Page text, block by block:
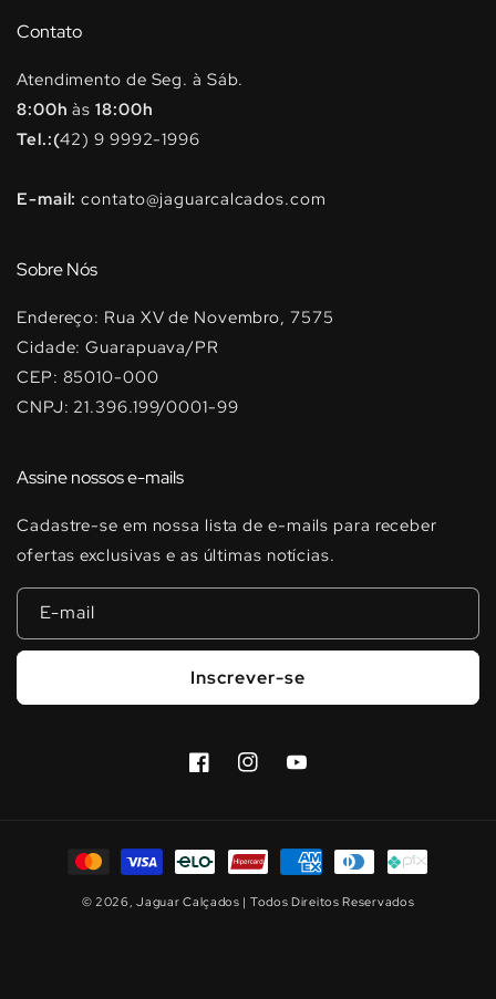
Contato
Atendimento de Seg. à Sáb.
8:00h às18:00h
Tel.:(42) 9 9992-1996
E-mail:contato@jaguarcalcados.com
Sobre Nós
Endereço: Rua XV de Novembro, 7575
Cidade: Guarapuava/PR
CEP: 85010-000
CNPJ: 21.396.199/0001-99
Assine nossos e-mails
Cadastre-se em nossa lista de e-mails para receber
ofertas exclusivas e as últimas notícias.
E-mail
Inscrever-se
FacebookInstagramYouTube
Formas
pagamento
© 2026,Jaguar Calçados | Todos Direitos Reservados